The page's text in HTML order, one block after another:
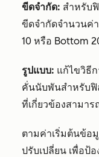
ขีดจำกัด: สำหรับ
ขีดจำกัดจำนวนค่
10 หรือ Bottom
รูปแบบ: แก้ไขวิธี
คั่นนับพันสำหรับฟิ
ที่เกี่ยวข้องสามาร
ตามค่าเริ่มต้นข้อ
ปรับเปลี่ยน เพื่อป้